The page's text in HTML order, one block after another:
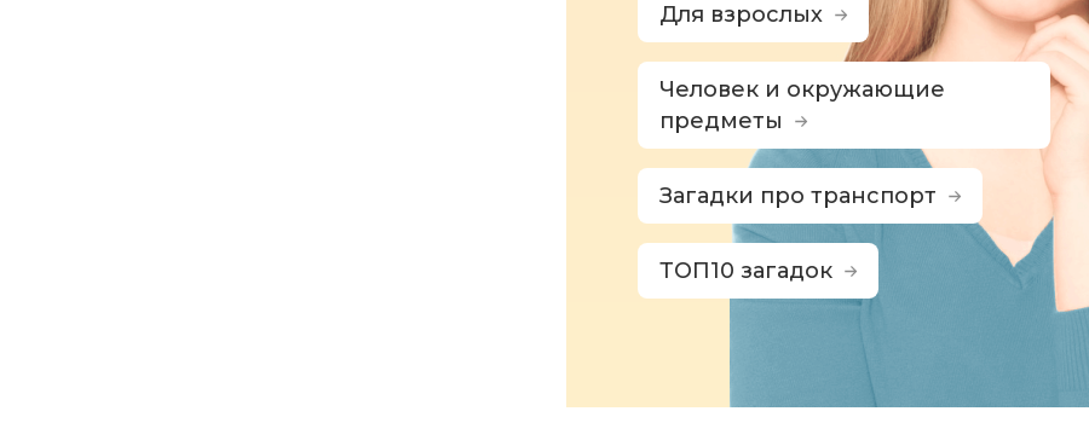
Для взрослых
Человек и окружающие
предметы
Загадки про транспорт
ТОП10 загадок